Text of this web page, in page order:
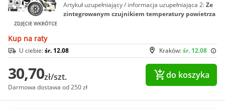
Artykuł uzupełniający / informacja uzupełniająca 2:Ze
zintegrowanym czujnikiem temperatury powietrza
Kup na raty
Kraków:śr. 12.08
U ciebie:śr. 12.08
30,70zł/szt.
Darmowa dostawa od 250 zł
do koszyka